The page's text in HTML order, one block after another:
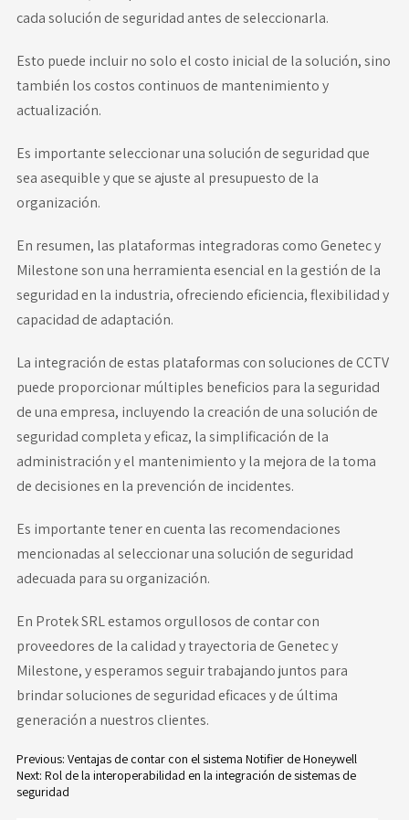
cada solución de seguridad antes de seleccionarla.
Esto puede incluir no solo el costo inicial de la solución, sino
también los costos continuos de mantenimiento y
actualización.
Es importante seleccionar una solución de seguridad que
sea asequible y que se ajuste al presupuesto de la
organización.
En resumen, las plataformas integradoras como Genetec y
Milestone son una herramienta esencial en la gestión de la
seguridad en la industria, ofreciendo eficiencia, flexibilidad y
capacidad de adaptación.
La integración de estas plataformas con soluciones de CCTV
puede proporcionar múltiples beneficios para la seguridad
de una empresa, incluyendo la creación de una solución de
seguridad completa y eficaz, la simplificación de la
administración y el mantenimiento y la mejora de la toma
de decisiones en la prevención de incidentes.
Es importante tener en cuenta las recomendaciones
mencionadas al seleccionar una solución de seguridad
adecuada para su organización.
En Protek SRL estamos orgullosos de contar con
proveedores de la calidad y trayectoria de Genetec y
Milestone, y esperamos seguir trabajando juntos para
brindar soluciones de seguridad eficaces y de última
generación a nuestros clientes.
Navegación
Previous: Ventajas de contar con el sistema Notifier de Honeywell
Next: Rol de la interoperabilidad en la integración de sistemas de
seguridad